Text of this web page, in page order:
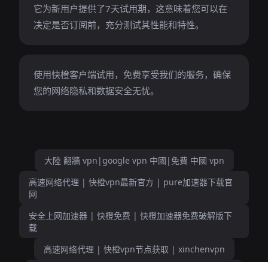
它为新用户提供了7天试用期，这意味着您可以在
决定是否订阅前，充分测试其性能和特性。
使用快橙客户端试用，免费享受我们的服务，确保
您的网络隐私和数据安全无忧。
大陸 翻牆 vpn|google vpn 中國|免費 中國 vpn
高速网络代理 | 快橙vpn最新官方 | pure加速器下载官
网
安全上网加速器 | 快橙免费 | 快橙加速器免费破解版下
载
高速网络代理 | 快橙vpn节点获取 | xinchenvpn